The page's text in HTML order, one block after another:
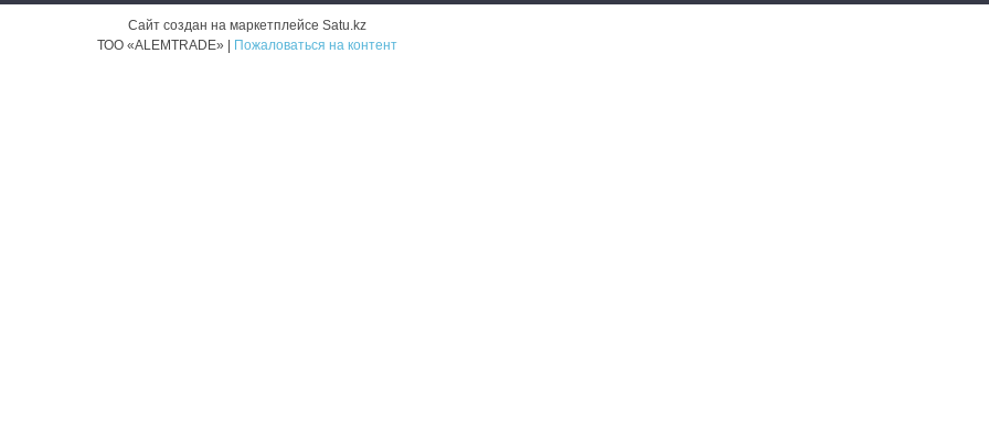
Сайт создан на маркетплейсе Satu.kz
Пожаловаться на контент